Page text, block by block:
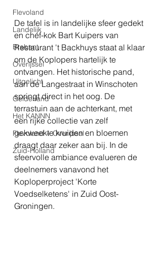
Flevoland
Landelijk
Brabant
Overijssel
Uitgelicht
Gelderland
Het KANNN
Flevoland + Overijssel
Zuid-Holland
De tafel is in landelijke sfeer gedekt
en chef-kok Bart Kuipers van
Restaurant 't Backhuys staat al klaar
om de Koplopers hartelijk te
ontvangen. Het historische pand,
aan de Langestraat in Winschoten
springt direct in het oog. De
terrastuin aan de achterkant, met
een rijke collectie van zelf
gekweekte kruiden en bloemen
draagt daar zeker aan bij. In de
sfeervolle ambiance evalueren de
deelnemers vanavond het
Koploperproject 'Korte
Voedselketens' in Zuid Oost-
Groningen.